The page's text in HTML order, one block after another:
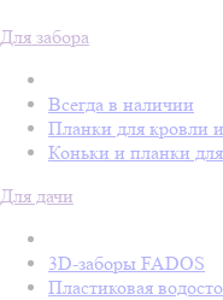
Для забора
Всегда в наличии
Планки для кровли
Коньки и планки
Для дачи
3D-заборы FADOS
Пластиковая